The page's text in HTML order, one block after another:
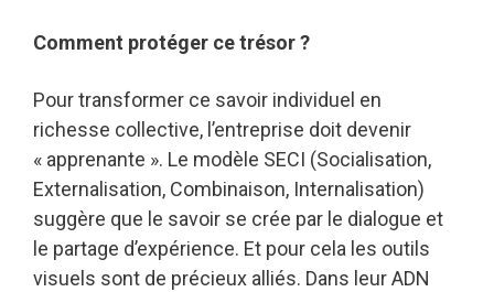
Comment protéger ce trésor ?
Pour transformer ce savoir individuel en
richesse collective, l’entreprise doit devenir
« apprenante ». Le modèle SECI (Socialisation,
Externalisation, Combinaison, Internalisation)
suggère que le savoir se crée par le dialogue et
le partage d’expérience. Et pour cela les outils
visuels sont de précieux alliés. Dans leur ADN